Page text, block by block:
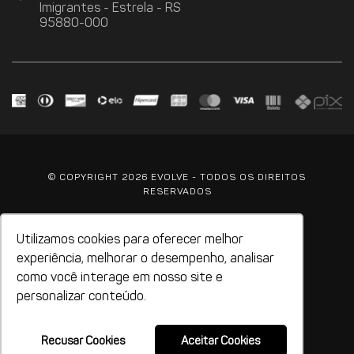
Utilizamos cookies para oferecer melhor
experiência, melhorar o desempenho, analisar
como você interage em nosso site e
personalizar conteúdo.
Recusar Cookies Aceitar Cookies
Imigrantes - Estrela - RS
95880-000
© COPYRIGHT 2026 EVOLVE - TODOS OS DIREITOS
RESERVADOS
POLíTICA DE PRIVACIDADE
ELLOX